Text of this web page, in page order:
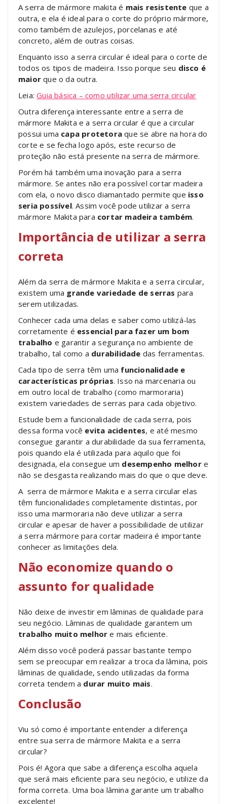
A serra de mármore makita é mais resistente que a
outra, e ela é ideal para o corte do próprio mármore,
como também de azulejos, porcelanas e até
concreto, além de outras coisas.
Enquanto isso a serra circular é ideal para o corte de
todos os tipos de madeira. Isso porque seu disco é
maior que o da outra.
Leia:Guia básica – como utilizar uma serra circular
Outra diferença interessante entre a serra de
mármore Makita e a serra circular é que a circular
possui uma capa protetora que se abre na hora do
corte e se fecha logo após, este recurso de
proteção não está presente na serra de mármore.
Porém há também uma inovação para a serra
mármore. Se antes não era possível cortar madeira
com ela, o novo disco diamantado permite que isso
seria possível. Assim você pode utilizar a serra
mármore Makita para cortar madeira também.
Importância de utilizar a serra
correta
Além da serra de mármore Makita e a serra circular,
existem uma grande variedade de serras para
serem utilizadas.
Conhecer cada uma delas e saber como utilizá-las
corretamente é essencial para fazer um bom
trabalho e garantir a segurança no ambiente de
trabalho, tal como a durabilidade das ferramentas.
Cada tipo de serra têm uma funcionalidade e
características próprias. Isso na marcenaria ou
em outro local de trabalho (como marmoraria)
existem variedades de serras para cada objetivo.
Estude bem a funcionalidade de cada serra, pois
dessa forma você evita acidentes, e até mesmo
consegue garantir a durabilidade da sua ferramenta,
pois quando ela é utilizada para aquilo que foi
designada, ela consegue um desempenho melhore
não se desgasta realizando mais do que o que deve.
A serra de mármore Makita e a serra circular elas
têm funcionalidades completamente distintas, por
isso uma marmoraria não deve utilizar a serra
circular e apesar de haver a possibilidade de utilizar
a serra mármore para cortar madeira é importante
conhecer as limitações dela.
Não economize quando o
assunto for qualidade
Não deixe de investir em lâminas de qualidade para
seu negócio. Lâminas de qualidade garantem um
trabalho muito melhor e mais eficiente.
Além disso você poderá passar bastante tempo
sem se preocupar em realizar a troca da lâmina, pois
lâminas de qualidade, sendo utilizadas da forma
correta tendem a durar muito mais.
Conclusão
Viu só como é importante entender a diferença
entre sua serra de mármore Makita e a serra
circular?
Pois é! Agora que sabe a diferença escolha aquela
que será mais eficiente para seu negócio, e utilize da
forma correta. Uma boa lâmina garante um trabalho
excelente!